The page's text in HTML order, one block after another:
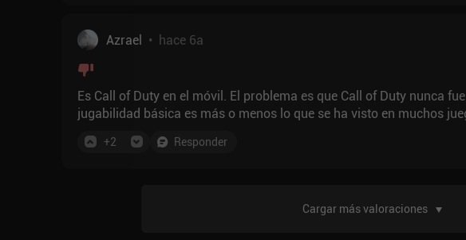
He jugado a este juego más que a ningún otro en toda mi vida
Azrael • hace 6a
Es Call of Duty en el móvil. El problema es que Call of Duty nunca
jugabilidad básica es más o menos lo que se ha visto en muchos
+2 Responder
Cargar más valoraciones